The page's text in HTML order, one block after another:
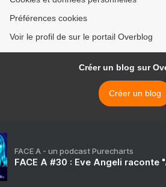
Préférences cookies
Voir le profil de sur le portail Overblog
Créer un blog sur
Créer un blog
FACE A - un podcast Purecharts
FACE A #30 : Eve Angeli raconte